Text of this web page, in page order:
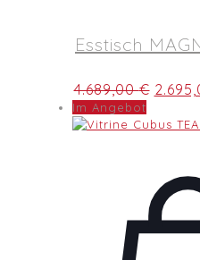
Esstisch
4.689,00€
war:
Im Angebot